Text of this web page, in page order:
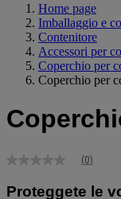
Home page
Imballaggio e
Contenitore
Accessori per
Coperchio per
Coperchio per
Nessuna
Stesso
(0)
Proteggete le